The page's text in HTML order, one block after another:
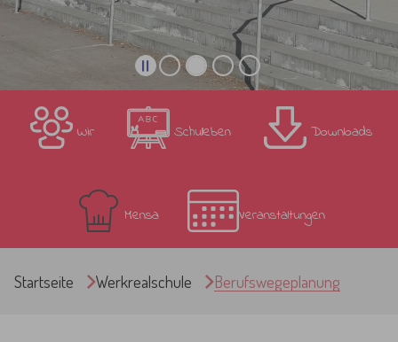
Wir Schulleben Downloads
Mensa Veranstaltungen
Startseite Werkrealschule Berufswegeplanung